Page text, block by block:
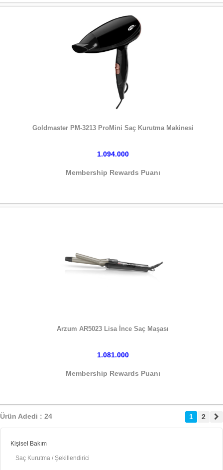
Goldmaster PM-3213 ProMini Saç Kurutma Makinesi
1.094.000
Membership Rewards Puanı
Arzum AR5023 Lisa İnce Saç Maşası
1.081.000
Membership Rewards Puanı
Ürün Adedi : 24 1 2
Kişisel Bakım
Saç Kurutma / Şekillendirici